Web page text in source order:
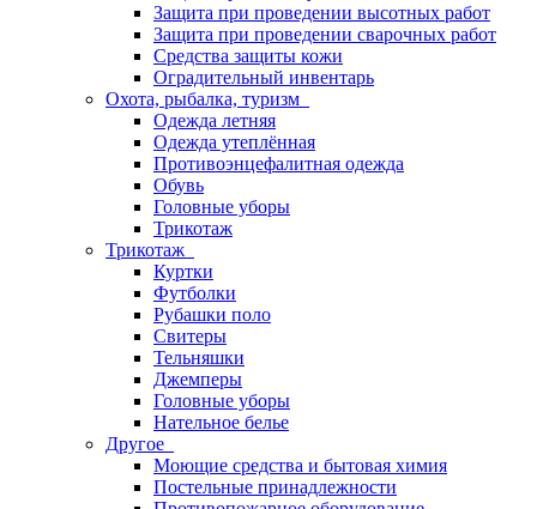
Защита при проведении высотных работ
Защита при проведении сварочных работ
Средства защиты кожи
Оградительный инвентарь
Охота, рыбалка, туризм
Одежда летняя
Одежда утеплённая
Противоэнцефалитная одежда
Обувь
Головные уборы
Трикотаж
Трикотаж
Куртки
Футболки
Рубашки поло
Свитеры
Тельняшки
Джемперы
Головные уборы
Нательное белье
Другое
Моющие средства и бытовая химия
Постельные принадлежности